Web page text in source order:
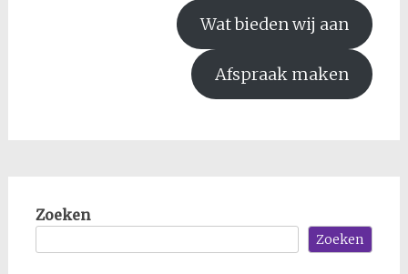
Wat bieden wij aan
Afspraak maken
Zoeken
Zoeken